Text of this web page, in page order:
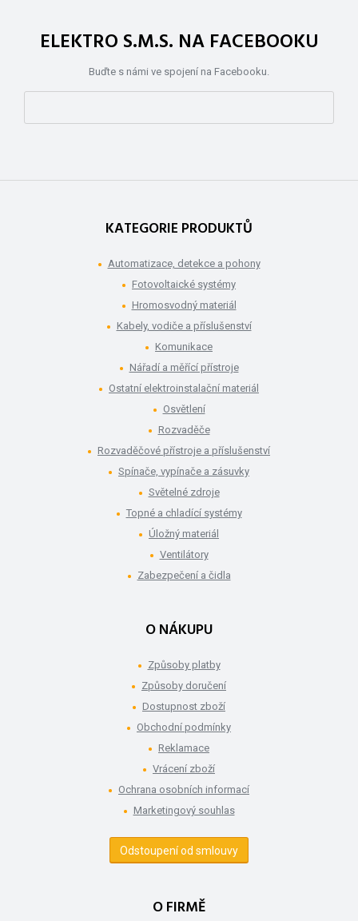
ELEKTRO S.M.S. NA FACEBOOKU
Buďte s námi ve spojení na Facebooku.
KATEGORIE PRODUKTŮ
Automatizace, detekce a pohony
Fotovoltaické systémy
Hromosvodný materiál
Kabely, vodiče a příslušenství
Komunikace
Nářadí a měřící přístroje
Ostatní elektroinstalační materiál
Osvětlení
Rozvaděče
Rozvaděčové přístroje a příslušenství
Spínače, vypínače a zásuvky
Světelné zdroje
Topné a chladící systémy
Úložný materiál
Ventilátory
Zabezpečení a čidla
O NÁKUPU
Způsoby platby
Způsoby doručení
Dostupnost zboží
Obchodní podmínky
Reklamace
Vrácení zboží
Ochrana osobních informací
Marketingový souhlas
Odstoupení od smlouvy
O FIRMĚ